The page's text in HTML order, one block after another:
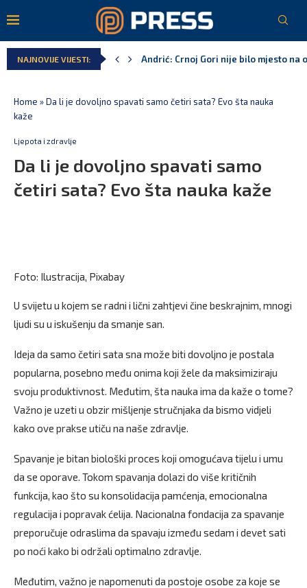
NAJNOVIJE VIJESTI:
Andrić: Crnoj Gori nije bilo mjesto na
Home »Da li je dovoljno spavati samo četiri sata? Evo šta nauka
kaže
Ljepota i zdravlje
Da li je dovoljno spavati samo
četiri sata? Evo šta nauka kaže
Foto: Ilustracija, Pixabay
U svijetu u kojem se radni i lični zahtjevi čine beskrajnim, mnogi
ljudi su u iskušenju da smanje san.
Ideja da samo četiri sata sna može biti dovoljno je postala
popularna, posebno među onima koji žele da maksimiziraju
svoju produktivnost. Međutim, šta nauka ima da kaže o tome?
Važno je uzeti u obzir mišljenje stručnjaka da bismo vidjeli
kako ove prakse utiču na naše zdravlje.
Spavanje je bitan biološki proces koji omogućava tijelu i umu
da se oporave. Tokom spavanja dolazi do više kritičnih
funkcija, kao što su konsolidacija pamćenja, emocionalna
regulacija i popravak ćelija. Nacionalna fondacija za spavanje
preporučuje odraslima da spavaju između sedam i devet sati
po noći kako bi održali optimalno zdravlje.
Međutim, važno je napomenuti da postoje osobe za koje se